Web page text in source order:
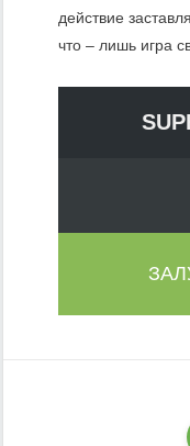
действие
что – лишь игра